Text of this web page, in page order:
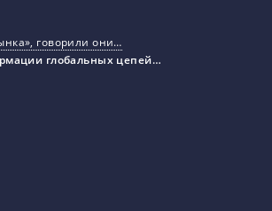
говорили они…
глобальных цепей…